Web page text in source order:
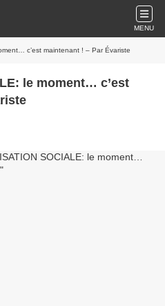
MENU
c’est maintenant ! – Par Évariste
le moment… c’est